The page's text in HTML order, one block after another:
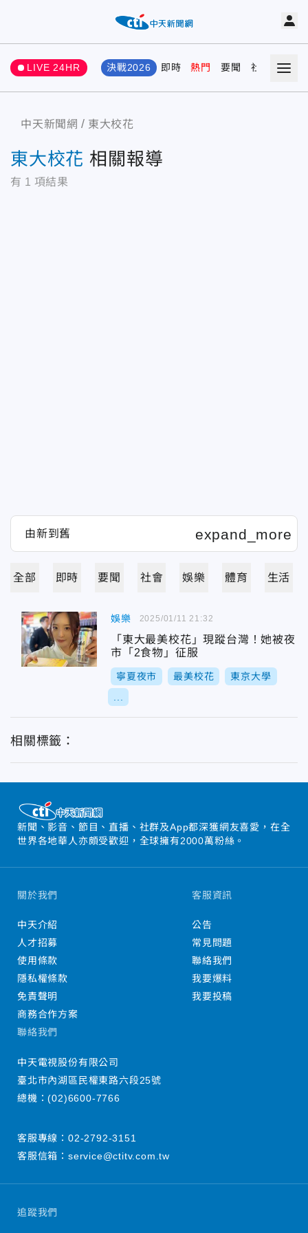
LIVE 24HR 決戰2026 即時 熱門 要聞 社會 娛樂
中天新聞網 東大校花
東大校花 相關報導
有 1 項結果
全部 即時 要聞 社會 娛樂 體育 生活
娛樂
「東大最美校花」現蹤台灣！她被夜
市「2食物」征服
寧夏夜市 最美校花 東京大學
2025/01/11 21:32
相關標籤：
新聞、影音、節目、直播、社群及App都深獲網友喜愛，在全
世界各地華人亦頗受歡迎，全球擁有2000萬粉絲。
追蹤我們
關於我們
中天介紹
人才招募
使用條款
隱私權條款
免責聲明
商務合作方案
客服資訊
公告
常見問題
聯絡我們
我要爆料
我要投稿
聯絡我們
中天電視股份有限公司
臺北市內湖區民權東路六段25號
總機：(02)6600-7766
客服專線： 02-2792-3151
客服信箱： service@ctitv.com.tw